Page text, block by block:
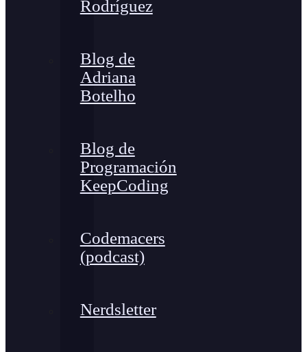
Rodríguez
Blog de
Adriana
Botelho
Blog de
Programación
KeepCoding
Codemacers
(podcast)
Nerdsletter